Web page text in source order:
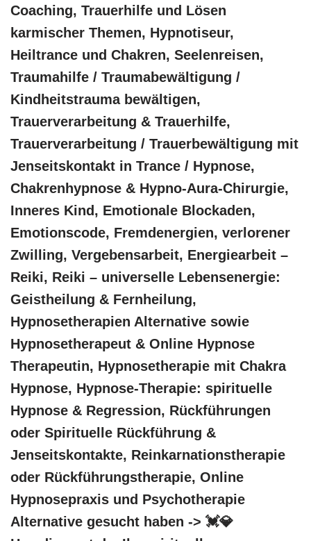
Coaching, Trauerhilfe und Lösen
karmischer Themen, Hypnotiseur,
Heiltrance und Chakren, Seelenreisen,
Traumahilfe / Traumabewältigung /
Kindheitstrauma bewältigen,
Trauerverarbeitung & Trauerhilfe,
Trauerverarbeitung / Trauerbewältigung mit
Jenseitskontakt in Trance / Hypnose,
Chakrenhypnose & Hypno-Aura-Chirurgie,
Inneres Kind, Emotionale Blockaden,
Emotionscode, Fremdenergien, verlorener
Zwilling, Vergebensarbeit, Energiearbeit –
Reiki, Reiki – universelle Lebensenergie:
Geistheilung & Fernheilung,
Hypnosetherapien Alternative sowie
Hypnosetherapeut & Online Hypnose
Therapeutin, Hypnosetherapie mit Chakra
Hypnose, Hypnose-Therapie: spirituelle
Hypnose & Regression, Rückführungen
oder Spirituelle Rückführung &
Jenseitskontakte, Reinkarnationstherapie
oder Rückführungstherapie, Online
Hypnosepraxis und Psychotherapie
Alternative gesucht haben -> 💓️💎